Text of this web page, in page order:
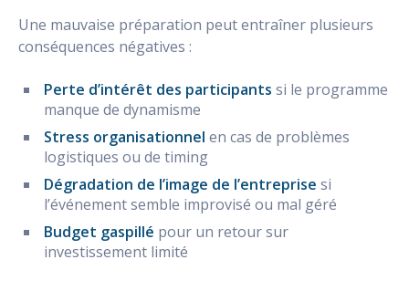
Une mauvaise préparation peut entraîner plusieurs
conséquences négatives :
Perte d’intérêt des participants si le programme
manque de dynamisme
Stress organisationnel en cas de problèmes
logistiques ou de timing
Dégradation de l’image de l’entreprise si
l’événement semble improvisé ou mal géré
Budget gaspillé pour un retour sur
investissement limité